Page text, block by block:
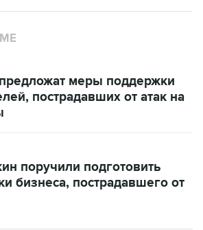
меры поддержки
пострадавших от атак на
поручили подготовить
бизнеса, пострадавшего от